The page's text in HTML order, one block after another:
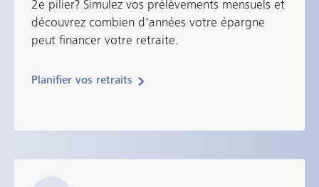
2e pilier? Simulez vos prélèvements mensuels et
découvrez combien d'années votre épargne
peut financer votre retraite.
Planifier vos retraits